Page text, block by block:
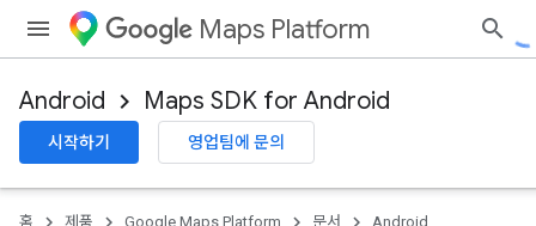
Maps Platform
Android Maps SDK for Android
시작하기 영업팀에 문의
홈 제품 Google Maps Platform 문서
Android